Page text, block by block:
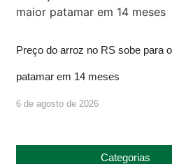
Preço do arroz no RS sobe para
patamar em 14 meses
6 de agosto de 2026
Categorias